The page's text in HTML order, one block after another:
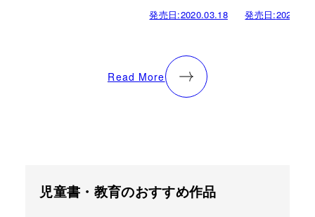
発売日:2020.03.18 発売日:
Read More
児童書・教育のおすすめ作品